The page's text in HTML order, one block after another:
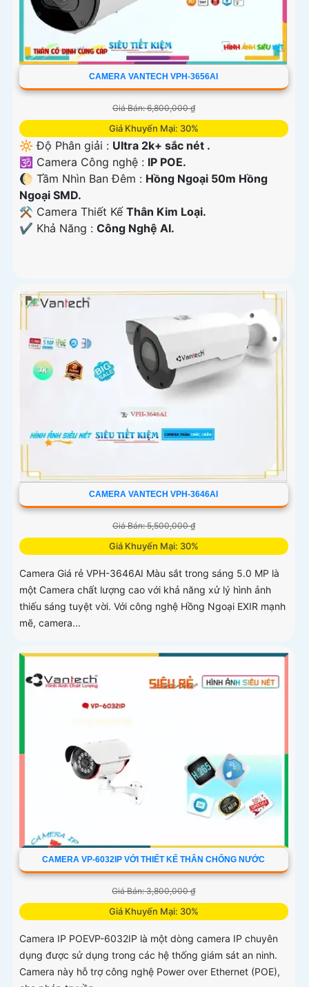
CAMERA VANTECH VPH-3656AI
Giá Bán: 6,800,000 ₫
Giá Khuyến Mại: 30%
🔆 Độ Phân giải : Ultra 2k+ sắc nét .
🕉️ Camera Công nghệ : IP POE.
🌔 Tầm Nhìn Ban Đêm : Hồng Ngoại 50m Hồng
Ngoại SMD.
⚒ Camera Thiết Kế Thân Kim Loại.
️✔️ Khả Năng : Công Nghệ AI.
CAMERA VANTECH VPH-3646AI
Giá Bán: 5,500,000 ₫
Giá Khuyến Mại: 30%
Camera Giá rẻ VPH-3646AI Màu sắt trong sáng 5.0 MP là
một Camera chất lượng cao với khả năng xử lý hình ảnh
thiếu sáng tuyệt vời. Với công nghệ Hồng Ngoại EXIR mạnh
mẽ, camera...
CAMERA VP-6032IP VỚI THIẾT KẾ THÂN CHỐNG NƯỚC
Giá Bán: 3,800,000 ₫
Giá Khuyến Mại: 30%
Camera IP POEVP-6032IP là một dòng camera IP chuyên
dụng được sử dụng trong các hệ thống giám sát an ninh.
Camera này hỗ trợ công nghệ Power over Ethernet (POE),